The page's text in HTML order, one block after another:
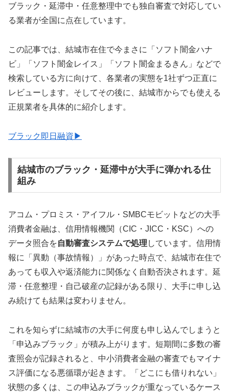
ブラック・延滞中・任意整理中でも独自審査で対応してい
る業者が全国に点在しています。
この記事では、結城市在住で今まさに「ソフト闇金ハナ
ビ」「ソフト闇金レイス」「ソフト闇金まるきん」などで
検索している方に向けて、各業者の実態を1社ずつ正直に
レビューします。そしてその後に、結城市からでも使える
正規業者を具体的に紹介します。
ブラック即日融資▶
結城市のブラック・延滞中が大手に弾かれる仕
組み
アコム・プロミス・アイフル・SMBCモビットなどの大手
消費者金融は、信用情報機関（CIC・JICC・KSC）への
データ照合を自動審査システムで処理 しています。信用情
報に「異動（事故情報）」があった時点で、結城市在住で
あっても収入や返済能力に関係なく自動否決されます。延
滞・任意整理・自己破産の記録がある限り、大手に申し込
み続けても結果は変わりません。
これを知らずに結城市の大手に何度も申し込んでしまうと
「申込みブラック」が積み上がります。短期間に多数の審
査照会が記録されると、中小消費者金融の審査でもマイナ
ス評価になる悪循環が起きます。「どこにも借りれない」
状態の多くは、この申込みブラックが重なっているケース